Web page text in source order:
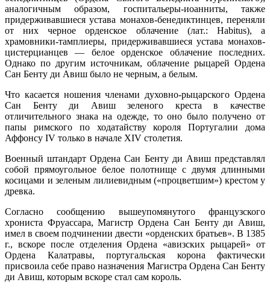
аналогичным образом, госпитальеры-иоанниты, также
придерживавшиеся устава монахов-бенедиктинцев, переняли
от них черное орденское облачение (лат.: Habitus), а
храмовники-тамплиеры, придерживавшиеся устава монахов-
цистерцианцев — белое орденское облачение последних.
Однако по другим источникам, облачение рыцарей Ордена
Сан Бенту ди Авиш было не черным, а белым.
Что касается ношения членами духовно-рыцарского Ордена
Сан Бенту ди Авиш зеленого креста в качестве
отличительного знака на одежде, то оно было получено от
папы римского по ходатайству короля Португалии дома
Аффонсу IV только в начале XIV столетия.
Военный штандарт Ордена Сан Бенту ди Авиш представлял
собой прямоугольное белое полотнище с двумя длинными
косицами и зеленым лилиевидным («процветшим») крестом у
древка.
Согласно сообщению вышеупомянутого французского
хрониста Фруассара, Магистр Ордена Сан Бенту ди Авиш,
имел в своем подчинении двести «орденских братьев». В 1385
г., вскоре после отделения Ордена «авизских рыцарей» от
Ордена Калатравы, португальская корона фактически
присвоила себе право назначения Магистра Ордена Сан Бенту
ди Авиш, которым вскоре стал сам король.